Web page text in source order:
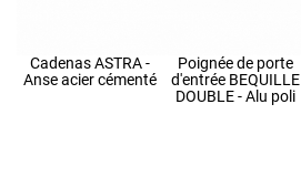
Cadenas ASTRA -
Anse acier cémenté
Poignée de porte
d'entrée BEQUILLE
DOUBLE - Alu poli